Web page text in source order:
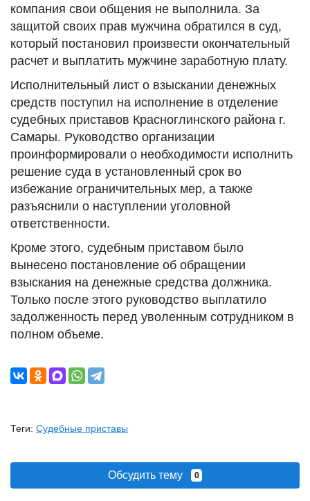
компания свои общения не выполнила. За
защитой своих прав мужчина обратился в суд,
который постановил произвести окончательный
расчет и выплатить мужчине заработную плату.
Исполнительный лист о взыскании денежных
средств поступил на исполнение в отделение
судебных приставов Красноглинского района г.
Самары. Руководство организации
проинформировали о необходимости исполнить
решение суда в установленный срок во
избежание ограничительных мер, а также
разъяснили о наступлении уголовной
ответственности.
Кроме этого, судебным приставом было
вынесено постановление об обращении
взыскания на денежные средства должника.
Только после этого руководство выплатило
задолженность перед уволенным сотрудником в
полном объеме.
Теги: Судебные приставы
Обсудить тему 0